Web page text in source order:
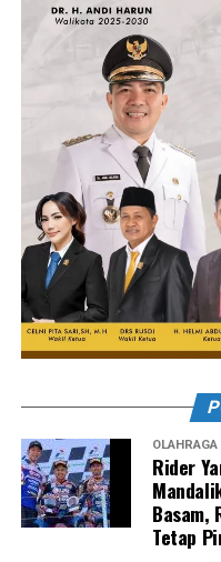
OLAHRAGA
Rider
Basam,
Tetap